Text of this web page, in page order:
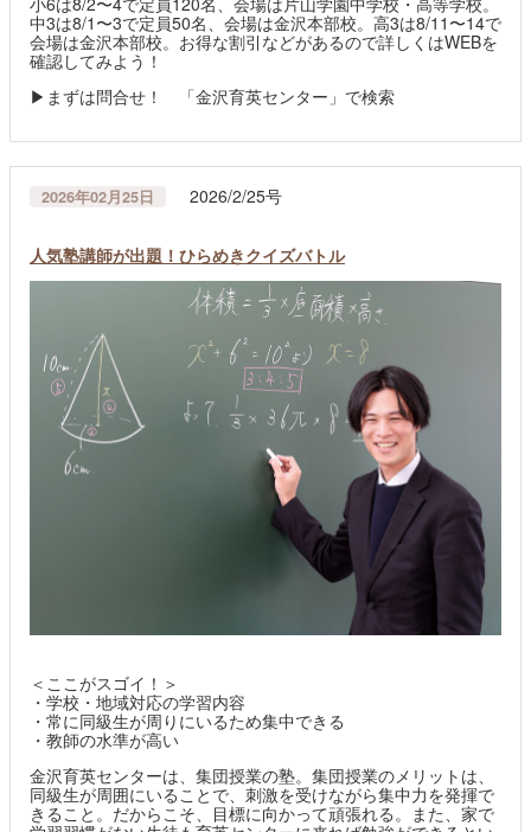
中3は8/1〜3で定員50名、会場は金沢本部校。高3は8/11〜14で
会場は金沢本部校。お得な割引などがあるので詳しくはWEBを
確認してみよう！
▶まずは問合せ！ 「金沢育英センター」で検索
2026年02月25日 2026/2/25号
人気塾講師が出題！ひらめきクイズバトル
＜ここがスゴイ！＞
・学校・地域対応の学習内容
・常に同級生が周りにいるため集中できる
・教師の水準が高い
金沢育英センターは、集団授業の塾。集団授業のメリットは、
同級生が周囲にいることで、刺激を受けながら集中力を発揮で
きること。だからこそ、目標に向かって頑張れる。また、家で